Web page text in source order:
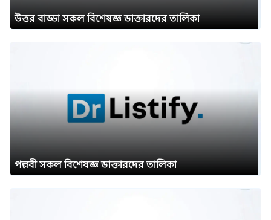
উত্তর বাড্ডা সকল বিশেষজ্ঞ ডাক্তারদের তালিকা
পল্লবী সকল বিশেষজ্ঞ ডাক্তারদের তালিকা